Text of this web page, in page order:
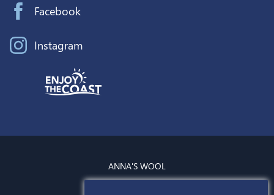
Facebook
Instagram
ANNA'S WOOL